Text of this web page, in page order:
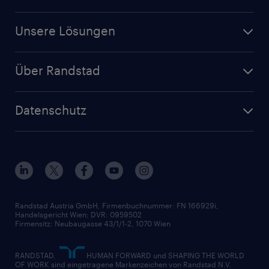
Jobs in Oberösterreich
Lager & Logistik
Jetzt Personal anfragen
Randstad Operational
HR-Portal
Unsere Lösungen
Über Randstad
Unsere Historie
Datenschutz
Nutzungsbestimmungen
Widerrufsformular
Randstad Austria GmbH, Firmenbuchnummer: FN 166929i,
Handelsgericht Wien; DVR: 0959502
Firmensitz: Neubaugasse 43/1/1-2, 1070 Wien
RANDSTAD,
HUMAN FORWARD und SHAPING THE WORLD
OF WORK sind eingetragene Markenzeichen von Randstad N.V.